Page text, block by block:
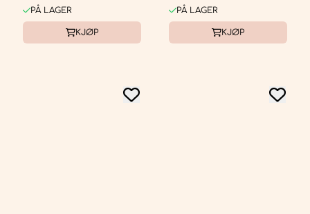
PÅ LAGER
KJØP
PÅ LAGER
KJØP